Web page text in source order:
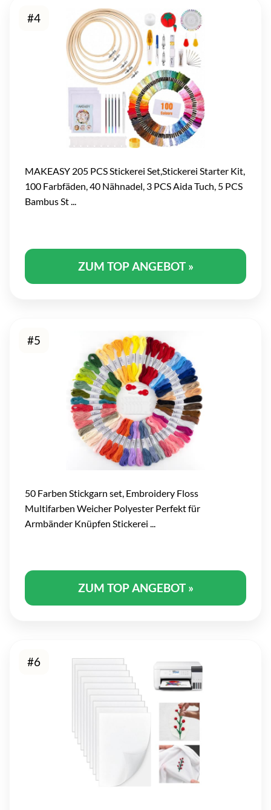
#4
MAKEASY 205 PCS Stickerei Set,Stickerei Starter Kit,
100 Farbfäden, 40 Nähnadel, 3 PCS Aida Tuch, 5 PCS
Bambus St ...
ZUM TOP ANGEBOT »
#5
50 Farben Stickgarn set, Embroidery Floss
Multifarben Weicher Polyester Perfekt für
Armbänder Knüpfen Stickerei ...
ZUM TOP ANGEBOT »
#6